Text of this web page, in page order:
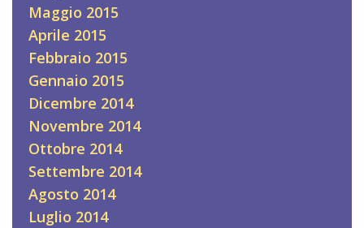
Maggio 2015
Aprile 2015
Febbraio 2015
Gennaio 2015
Dicembre 2014
Novembre 2014
Ottobre 2014
Settembre 2014
Agosto 2014
Luglio 2014